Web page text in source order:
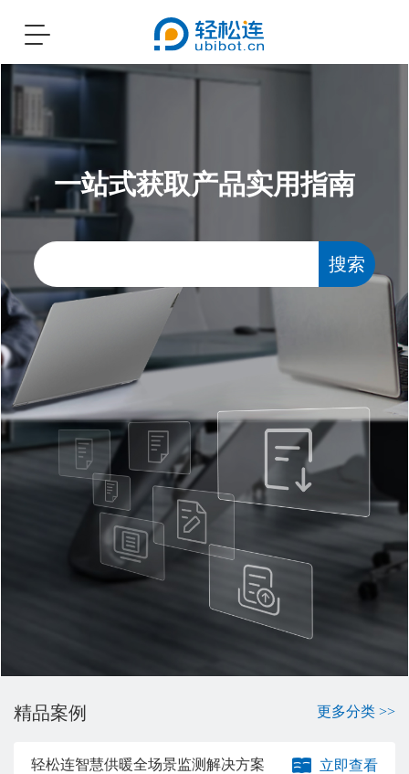
Toggle
一站式获取产品实用指南
搜索
精品案例 更多分类 >>
轻松连智慧供暖全场景监测解决方案 立即查看